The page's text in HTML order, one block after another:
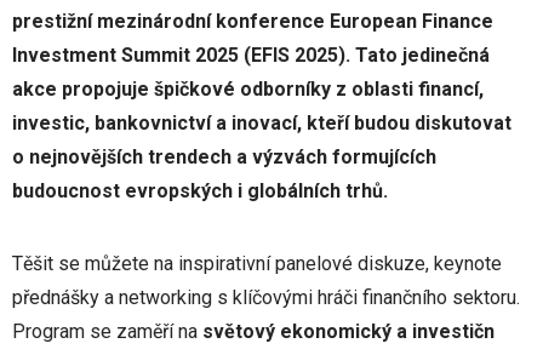
prestižní mezinárodní konference European Finance
Investment Summit 2025 (EFIS 2025). Tato jedinečná
akce propojuje špičkové odborníky z oblasti financí,
investic, bankovnictví a inovací, kteří budou diskutovat
o nejnovějších trendech a výzvách formujících
budoucnost evropských i globálních trhů.
Těšit se můžete na inspirativní panelové diskuze, keynote
přednášky a networking s klíčovými hráči finančního sektoru.
Program se zaměří na světový ekonomický a investičn